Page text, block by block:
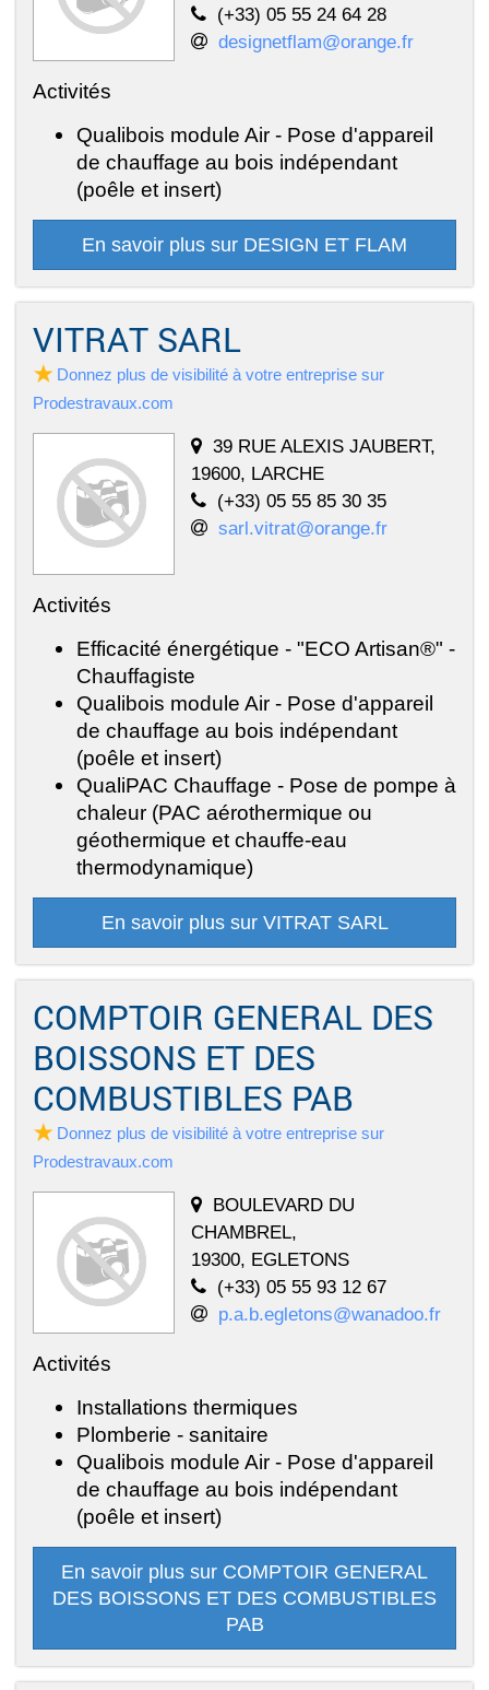
(+33) 05 55 24 64 28
designetflam@orange.fr
Activités
Qualibois module Air - Pose d'appareil
de chauffage au bois indépendant
(poêle et insert)
En savoir plus sur DESIGN ET FLAM
VITRAT SARL
Donnez plus de visibilité à votre entreprise sur
Prodestravaux.com
39 RUE ALEXIS JAUBERT,
19600, LARCHE
(+33) 05 55 85 30 35
sarl.vitrat@orange.fr
Activités
Efficacité énergétique - "ECO Artisan®" -
Chauffagiste
Qualibois module Air - Pose d'appareil
de chauffage au bois indépendant
(poêle et insert)
QualiPAC Chauffage - Pose de pompe à
chaleur (PAC aérothermique ou
géothermique et chauffe-eau
thermodynamique)
En savoir plus sur VITRAT SARL
COMPTOIR GENERAL DES
BOISSONS ET DES
COMBUSTIBLES PAB
Donnez plus de visibilité à votre entreprise sur
Prodestravaux.com
BOULEVARD DU
CHAMBREL,
19300, EGLETONS
(+33) 05 55 93 12 67
p.a.b.egletons@wanadoo.fr
Activités
Installations thermiques
Plomberie - sanitaire
Qualibois module Air - Pose d'appareil
de chauffage au bois indépendant
(poêle et insert)
En savoir plus sur COMPTOIR GENERAL
DES BOISSONS ET DES COMBUSTIBLES
PAB